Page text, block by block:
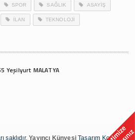
SPOR SAĞLIK ASAYİŞ
İLAN TEKNOLOJİ
Yeşilyurt MALATYA
saklıdır.Yayıncı KünyesiTasarım Kodlama